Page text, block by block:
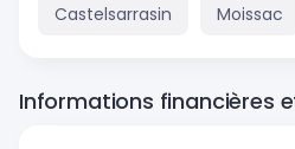
Castelsarrasin Moissac
Informations financières